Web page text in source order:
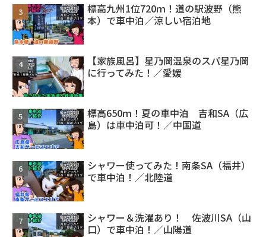
標高九州1位720ｍ！道の駅波野（熊
本）で車中泊／涼しい宿泊地
【家族風呂】星乃岡温泉のスパ星乃岡
に行ってみた！／愛媛
標高650ｍ！夏の車中泊 吉和SA（広
島）は車中泊可！／中国道
シャワー使ってみた！南条SA（福井）
で車中泊！／北陸道
シャワー＆洗濯あり！ 佐波川SA（山
口）で車中泊！／山陽道